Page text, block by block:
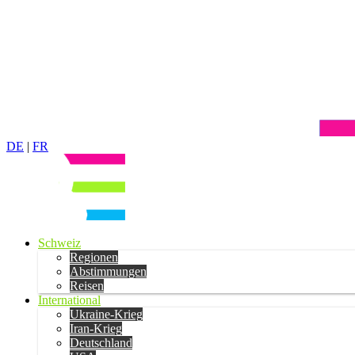
DE | FR
Schweiz
Regionen
Abstimmungen
Reisen
International
Ukraine-Krieg
Iran-Krieg
Deutschland